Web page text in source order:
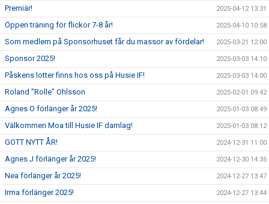
Premiär! 2025-04-12 13:31
Öppen träning för flickor 7-8 år! 2025-04-10 10:58
Som medlem på Sponsorhuset får du massor av fördelar! 2025-03-21 12:00
Sponsor 2025! 2025-03-03 14:10
Påskens lotter finns hos oss på Husie IF! 2025-03-03 14:00
Roland ”Rolle” Ohlsson 2025-02-01 09:42
Agnes O förlänger år 2025! 2025-01-03 08:49
Välkommen Moa till Husie IF damlag! 2025-01-03 08:12
GOTT NYTT ÅR! 2024-12-31 11:00
Agnes J förlänger år 2025! 2024-12-30 14:35
Nea förlänger år 2025! 2024-12-27 13:47
Irma förlänger 2025! 2024-12-27 13:44